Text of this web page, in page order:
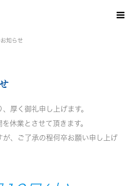
知らせ
厚く御礼申し上げます。
休業とさせて頂きます。
が、ご了承の程何卒お願い申し上げ